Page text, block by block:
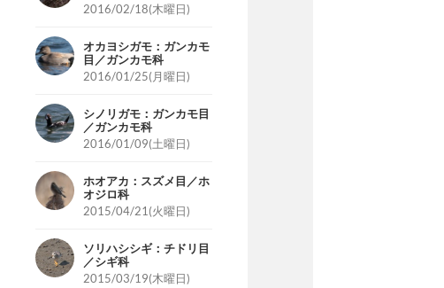
2016/02/18(木曜日)
オカヨシガモ：ガンカモ
目／ガンカモ科
2016/01/25(月曜日)
シノリガモ：ガンカモ目
／ガンカモ科
2016/01/09(土曜日)
ホオアカ：スズメ目／ホ
オジロ科
2015/04/21(火曜日)
ソリハシシギ：チドリ目
／シギ科
2015/03/19(木曜日)